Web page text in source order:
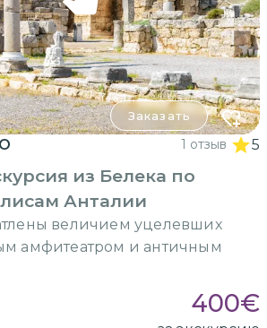
Заказать
1 отзыв 5
из Белека по
Анталии
величием уцелевших
амфитеатром и античным
400€